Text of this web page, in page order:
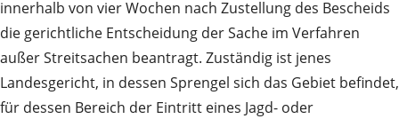
innerhalb von vier Wochen nach Zustellung des Bescheids
die gerichtliche Entscheidung der Sache im Verfahren
außer Streitsachen beantragt. Zuständig ist jenes
Landesgericht, in dessen Sprengel sich das Gebiet befindet,
für dessen Bereich der Eintritt eines Jagd- oder